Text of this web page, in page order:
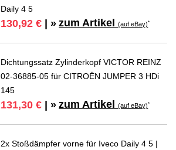
Daily 4 5
130,92 € | » zum Artikel(auf eBay)*
Dichtungssatz Zylinderkopf VICTOR REINZ
02-36885-05 für CITROËN JUMPER 3 HDi
145
131,30 € | » zum Artikel(auf eBay)*
2x Stoßdämpfer vorne für Iveco Daily 4 5 |